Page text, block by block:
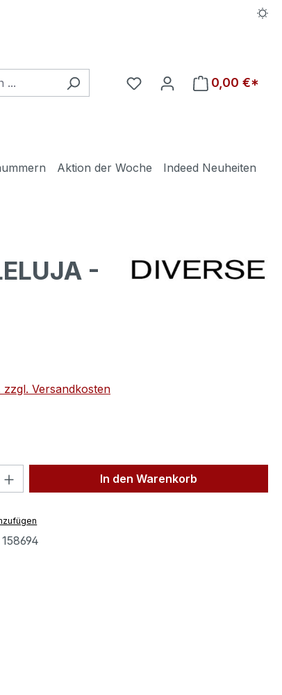
Du hast 0 Produkte auf
0,00 €*
Aktion der Woche
Indeed Neuheiten
-
Versandkosten
Gib den gewünschten Wert
In den Warenkorb
158694